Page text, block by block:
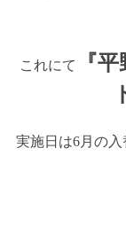
これにて
『
実施日は6月の入